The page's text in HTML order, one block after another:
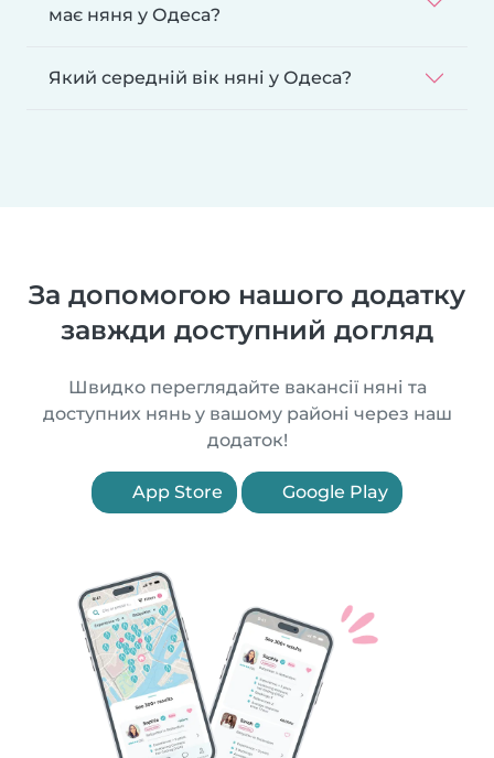
має няня у Одеса?
Який середній вік няні у Одеса?
За допомогою нашого додатку
завжди доступний догляд
Швидко переглядайте вакансії няні та
доступних нянь у вашому районі через наш
додаток!
App Store Google Play